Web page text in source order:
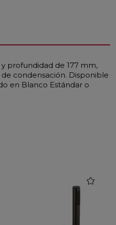
profundidad de 177 mm,
condensación. Disponible
en Blanco Estándar o